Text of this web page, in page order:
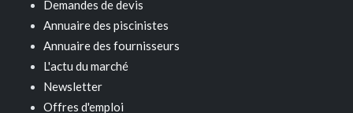
Demandes de devis
Annuaire des piscinistes
Annuaire des fournisseurs
L'actu du marché
Newsletter
Offres d'emploi